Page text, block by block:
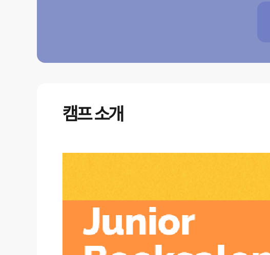
캠프 소개